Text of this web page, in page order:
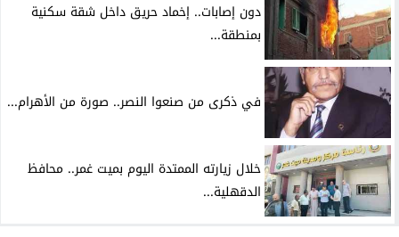
دون إصابات.. إخماد حريق داخل شقة سكنية
بمنطقة...
في ذكرى من صنعوا النصر.. صورة من الأهرام...
خلال زيارته الممتدة اليوم بميت غمر.. محافظ
الدقهلية...